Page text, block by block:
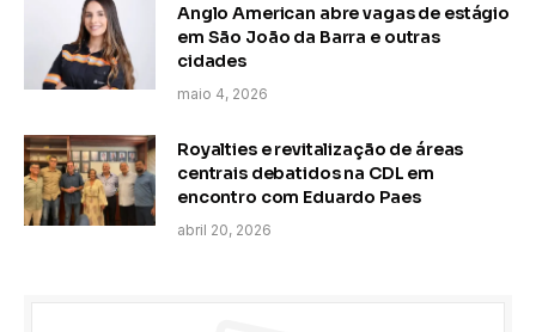
Anglo American abre vagas de estágio
em São João da Barra e outras
cidades
maio 4, 2026
Royalties e revitalização de áreas
centrais debatidos na CDL em
encontro com Eduardo Paes
abril 20, 2026